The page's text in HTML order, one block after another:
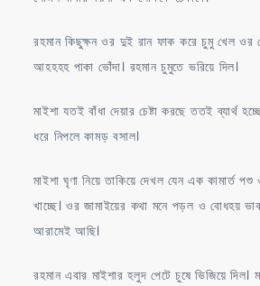
রহমান কিছুক্ষন ওর দুই রান ফাক করে চুমু খেল ওর
আহহহহ পাকা ভোঁদা। রহমান চুমুতে ভরিয়ে দিল।
মাইশা যতই বাঁধা দেয়ার চেষ্টা করছে ততই ব্যার্থ
ধরে নিপলে কামড় বসাল।
মাইশা ঘৃণা নিয়ে তাকিয়ে দেখল যেন এক কামার্ত
খাচ্ছে। ওর জামাইয়ের কথা মনে পড়ল ও বোধহয়
আরামেই আছি।
রহমান এবার মাইশার হলুদ পেটে চুষে ভিজিয়ে দিল।